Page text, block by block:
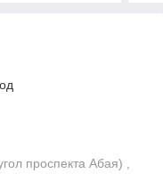
проспекта Абая) ,